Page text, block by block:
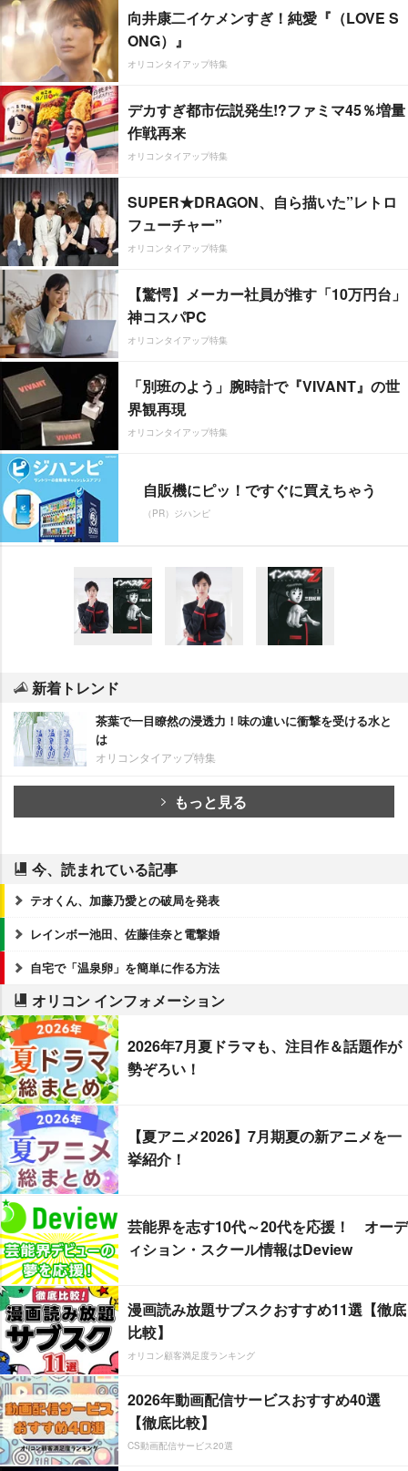
向井康二イケメンすぎ！純愛『（LOVE S
ONG）』
オリコンタイアップ特集
デカすぎ都市伝説発生!?ファミマ45％増量
作戦再来
オリコンタイアップ特集
SUPER★DRAGON、自ら描いた”レトロ
フューチャー”
オリコンタイアップ特集
【驚愕】メーカー社員が推す「10万円台」
神コスパPC
オリコンタイアップ特集
「別班のよう」腕時計で『VIVANT』の世
界観再現
オリコンタイアップ特集
自販機にピッ！ですぐに買えちゃう
（PR）ジハンピ
新着トレンド
茶葉で一目瞭然の浸透力！味の違いに衝撃を受ける水と
は
オリコンタイアップ特集
もっと見る
今、読まれている記事
テオくん、加藤乃愛との破局を発表
レインボー池田、佐藤佳奈と電撃婚
自宅で「温泉卵」を簡単に作る方法
オリコン インフォメーション
2026年7月夏ドラマも、注目作＆話題作が
勢ぞろい！
【夏アニメ2026】7月期夏の新アニメを一
挙紹介！
芸能界を志す10代～20代を応援！ オーデ
ィション・スクール情報はDeview
漫画読み放題サブスクおすすめ11選【徹底
比較】
オリコン顧客満足度ランキング
2026年動画配信サービスおすすめ40選
【徹底比較】
CS動画配信サービス20選